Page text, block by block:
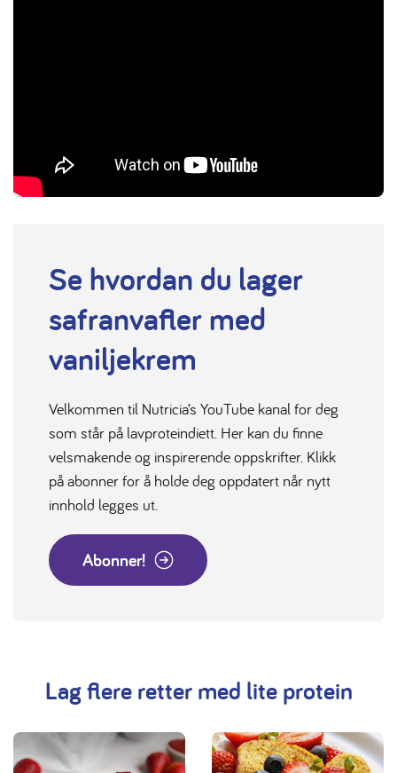
Se hvordan du lager
safranvafler med
vaniljekrem
Velkommen til Nutricia’s YouTube kanal for deg
som står på lavproteindiett. Her kan du finne
velsmakende og inspirerende oppskrifter. Klikk
på abonner for å holde deg oppdatert når nytt
innhold legges ut.
Abonner!
Lag flere retter med lite protein